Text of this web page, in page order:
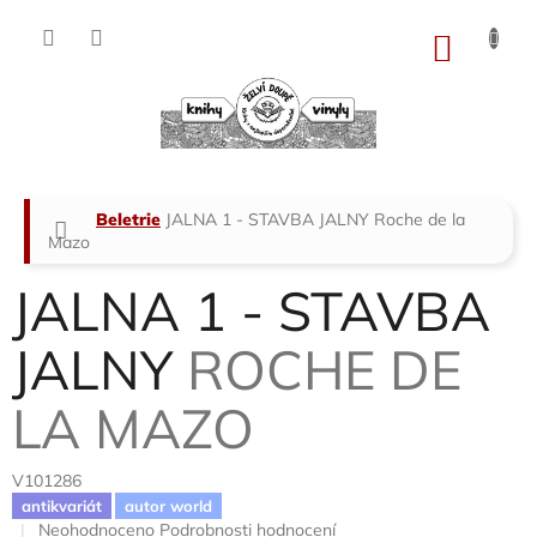
Domů
Beletrie JALNA 1 - STAVBA JALNY Roche de la
Mazo
JALNA 1 - STAVBA
JALNY ROCHE DE
LA MAZO
V101286
antikvariát autor world
Průměrné
Neohodnoceno Podrobnosti hodnocení